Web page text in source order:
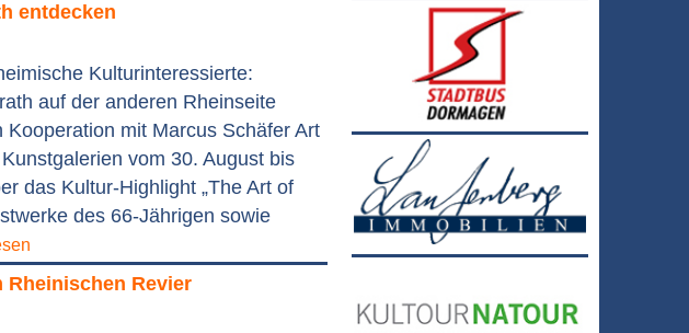
entdecken
Kulturinteressierte:
auf der anderen Rheinseite
Kooperation mit Marcus Schäfer Art
vom 30. August bis
das Kultur-Highlight „The Art of
des 66-Jährigen sowie
Rheinischen Revier